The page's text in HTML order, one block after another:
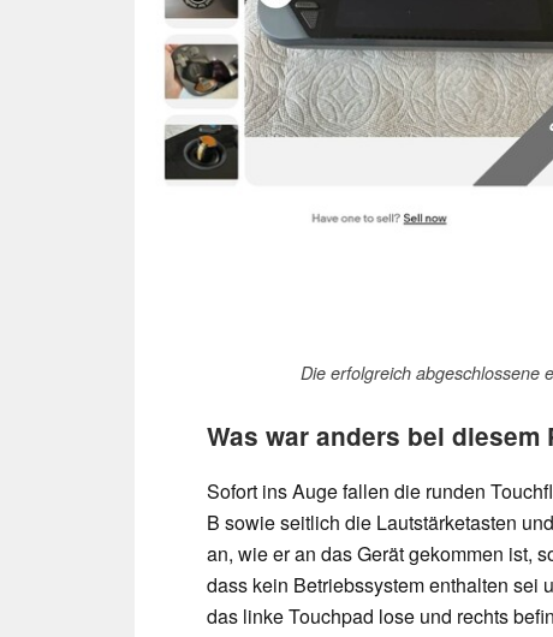
Die erfolgreich abgeschlossene
Was war anders bei
Sofort ins Auge fallen die runden
B sowie seitlich die Lautstärketasten
an, wie er an das Gerät gekommen ist,
dass kein Betriebssystem enthalten sei
das linke Touchpad lose und rechts